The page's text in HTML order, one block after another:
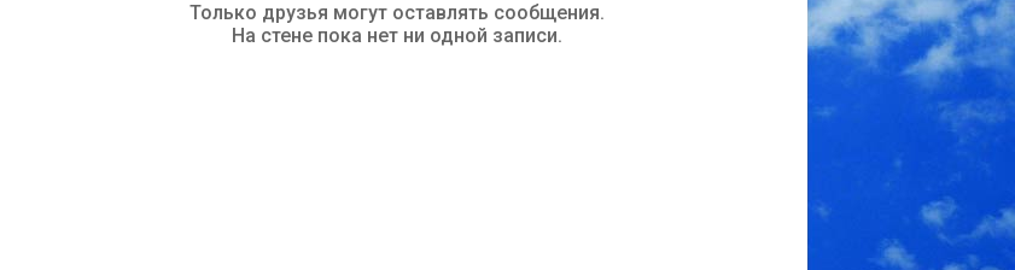
Только друзья могут оставлять сообщения.
На стене пока нет ни одной записи.